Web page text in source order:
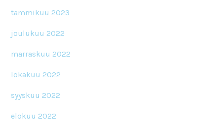
tammikuu 2023
joulukuu 2022
marraskuu 2022
lokakuu 2022
syyskuu 2022
elokuu 2022